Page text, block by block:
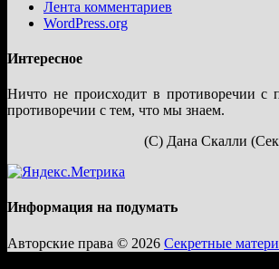
Лента комментариев
WordPress.org
Интересное
Ничто не происходит в противоречии с
противоречии с тем, что мы знаем.
(С) Дана Скалли
Информация на подумать
Авторские права © 2026 Секретные